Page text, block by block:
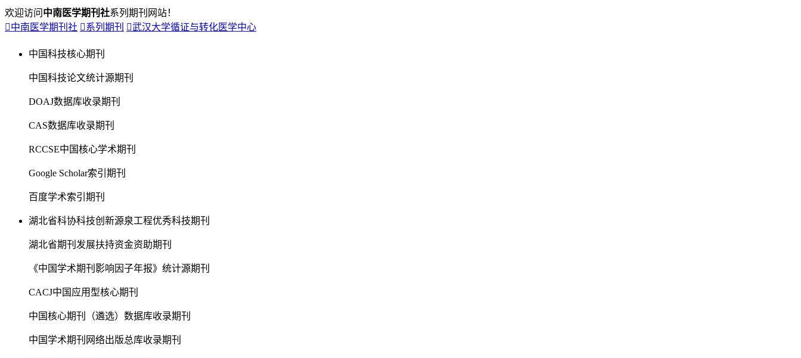
欢迎访问 中南医学期刊社系列期刊网站！
中南医学期刊社 系列期刊 武汉大学循证与转化医学中心
中国科技核心期刊
中国科技论文统计源期刊
DOAJ数据库收录期刊
CAS数据库收录期刊
RCCSE中国核心学术期刊
Google Scholar索引期刊
百度学术索引期刊
湖北省科协科技创新源泉工程优秀科技期刊
湖北省期刊发展扶持资金资助期刊
《中国学术期刊影响因子年报》统计源期刊
CACJ中国应用型核心期刊
中国核心期刊（遴选）数据库收录期刊
中国学术期刊网络出版总库收录期刊